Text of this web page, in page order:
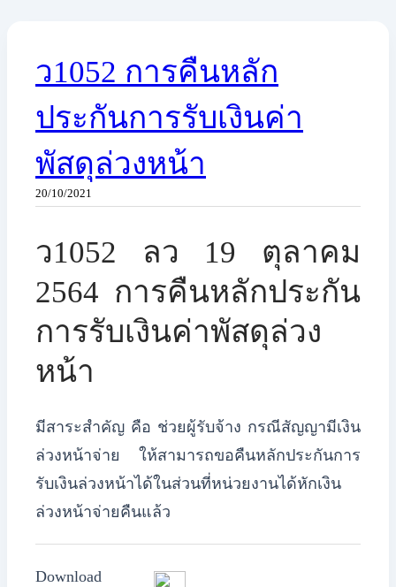
ว1052 การคืนหลัก
ประกันการรับเงินค่า
พัสดุล่วงหน้า
20/10/2021
ว1052 ลว 19 ตุลาคม
2564 ​การคืนหลักประกัน
การรับเงินค่าพัสดุล่วง
หน้า
มีสาระสำคัญ คือ ช่วยผู้รับจ้าง กรณีสัญญามีเงิน
ล่วงหน้าจ่าย ให้สามารถขอคืนหลักประกันการ
รับเงินล่วงหน้าได้ในส่วนที่หน่วยงานได้หักเงิน
ล่วงหน้าจ่ายคืนแล้ว
Download